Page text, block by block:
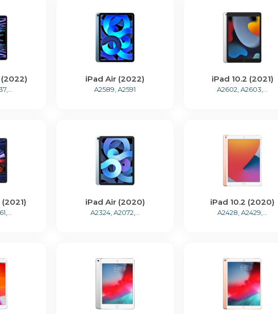
(2022) iPad Air (2022)
A2589, A2591
iPad 10.2 (2021)
A2602, A2603,...
iPad Air (2020)
A2324, A2072,...
iPad 10.2 (2020)
A2428, A2429,...